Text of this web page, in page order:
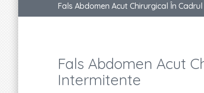
Fals Abdomen Acut Chirurgical În
Fals Abdomen Acut
Intermitente